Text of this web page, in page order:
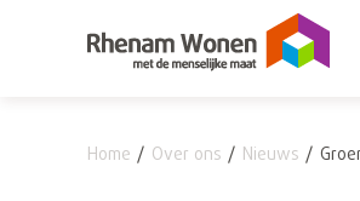
Naar de homepage
Home Over ons Nieuws